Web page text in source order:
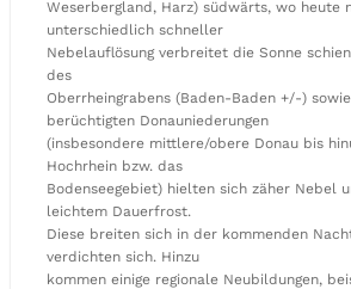
Weserbergland, Harz) südwärts, wo heute
unterschiedlich schneller
Nebelauflösung verbreitet die Sonne
des
Oberrheingrabens (Baden-Baden +/-)
berüchtigten Donauniederungen
(insbesondere mittlere/obere Donau bis
Hochrhein bzw. das
Bodenseegebiet) hielten sich zäher Nebel
leichtem Dauerfrost.
Diese breiten sich in der kommenden
verdichten sich. Hinzu
kommen einige regionale Neubildungen,